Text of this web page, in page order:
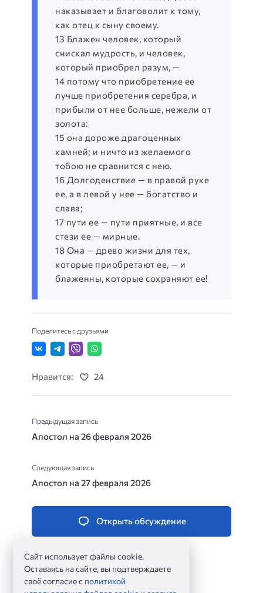
наказывает и благоволит к тому,
как отец к сыну своему.
13 Блажен человек, который
снискал мудрость, и человек,
который приобрел разум, —
14 потому что приобретение ее
лучше приобретения серебра, и
прибыли от нее больше, нежели от
золота:
15 она дороже драгоценных
камней; и ничто из желаемого
тобою не сравнится с нею.
16 Долгоденствие — в правой руке
ее, а в левой у нее — богатство и
слава;
17 пути ее — пути приятные, и все
стези ее — мирные.
18 Она — древо жизни для тех,
которые приобретают ее, — и
блаженны, которые сохраняют ее!
Поделитесь с друзьями
Нравится: 24
Предыдущая запись
Апостол на 26 февраля 2026
Следующая запись
Апостол на 27 февраля 2026
Открыть обсуждение
Сайт использует файлы cookie.
Оставаясь на сайте, вы подтверждаете
своё согласие с политикой